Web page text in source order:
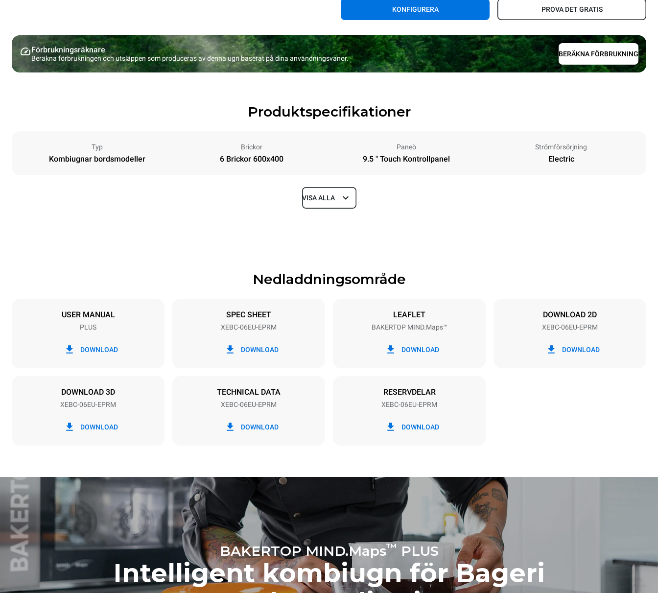
KONFIGURERA PROVA DET GRATIS
Förbrukningsräknare
Beräkna förbrukningen och utsläppen som produceras av denna ugn baserat på dina användningsvanor.
BERÄKNA FÖRBRUKNING
Produktspecifikationer
Typ
Kombiugnar bordsmodeller
Brickor
6 Brickor 600x400
Paneò
9.5 " Touch Kontrollpanel
Strömförsörjning
Electric
Depth
Tray size
380-415V 3N~ / 220-240V 3~ / 220-240V
14,3 kW / 14,3 kW / 14,3 kW
Förbrukning i kwh och co2-utsläpp Förbrukning i kWh
det är anslutet till; det senare kan
elimineras genom att välja att köpa energi
producerad från förnybara källor.
Beräknad med följande veckovisa tvättprogram
(42 veckor/år):
1 kort tvätt
VISA ALLA
Nedladdningsområde
USER MANUAL
PLUS
DOWNLOAD
SPEC SHEET
XEBC-06EU-EPRM
DOWNLOAD
LEAFLET
BAKERTOP MIND.Maps™
DOWNLOAD
DOWNLOAD 2D
XEBC-06EU-EPRM
DOWNLOAD
DOWNLOAD 3D
XEBC-06EU-EPRM
DOWNLOAD
TECHNICAL DATA
XEBC-06EU-EPRM
DOWNLOAD
RESERVDELAR
XEBC-06EU-EPRM
DOWNLOAD
BAKERTOP MIND.Maps™ PLUS
Intelligent kombiugn för Bageri